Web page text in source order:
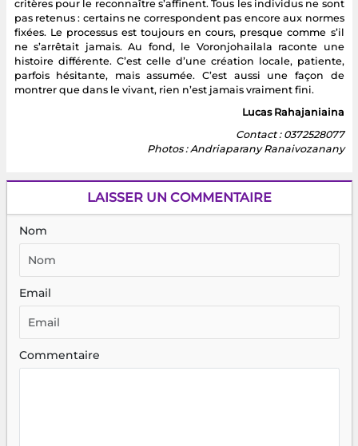
critères pour le reconnaître s’affinent. Tous les individus ne sont
pas retenus : certains ne correspondent pas encore aux normes
fixées. Le processus est toujours en cours, presque comme s’il
ne s’arrêtait jamais. Au fond, le Voronjohailala raconte une
histoire différente. C’est celle d’une création locale, patiente,
parfois hésitante, mais assumée. C’est aussi une façon de
montrer que dans le vivant, rien n’est jamais vraiment fini.
Lucas Rahajaniaina
Contact : 0372528077
Photos : Andriaparany Ranaivozanany
LAISSER UN COMMENTAIRE
Nom
Email
Commentaire